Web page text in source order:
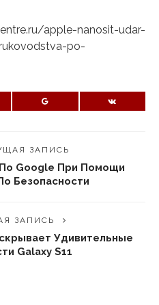
apple-nanosit-udar-
po-
ЗАПИСЬ
Google При Помощи
Безопасности
ЗАПИСЬ
Удивительные
Galaxy S11